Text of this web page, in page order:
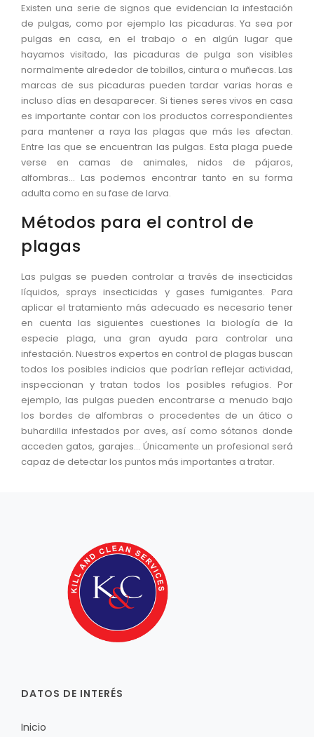
Existen una serie de signos que evidencian la infestación
de pulgas, como por ejemplo las picaduras. Ya sea por
pulgas en casa, en el trabajo o en algún lugar que
hayamos visitado, las picaduras de pulga son visibles
normalmente alrededor de tobillos, cintura o muñecas. Las
marcas de sus picaduras pueden tardar varias horas e
incluso días en desaparecer. Si tienes seres vivos en casa
es importante contar con los productos correspondientes
para mantener a raya las plagas que más les afectan.
Entre las que se encuentran las pulgas. Esta plaga puede
verse en camas de animales, nidos de pájaros,
alfombras… Las podemos encontrar tanto en su forma
adulta como en su fase de larva.
Métodos para el control de
plagas
Las pulgas se pueden controlar a través de insecticidas
líquidos, sprays insecticidas y gases fumigantes. Para
aplicar el tratamiento más adecuado es necesario tener
en cuenta las siguientes cuestiones la biología de la
especie plaga, una gran ayuda para controlar una
infestación. Nuestros expertos en control de plagas buscan
todos los posibles indicios que podrían reflejar actividad,
inspeccionan y tratan todos los posibles refugios. Por
ejemplo, las pulgas pueden encontrarse a menudo bajo
los bordes de alfombras o procedentes de un ático o
buhardilla infestados por aves, así como sótanos donde
acceden gatos, garajes… Únicamente un profesional será
capaz de detectar los puntos más importantes a tratar.
DATOS DE INTERÉS
Inicio